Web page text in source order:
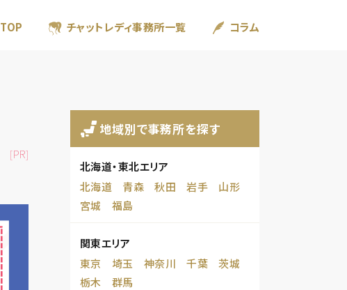
TOP チャットレディ事務所一覧 コラム
[PR]
地域別で事務所を探す
北海道・東北エリア
北海道
青森 秋田 岩手
山形
宮城
福島
関東エリア
東京
埼玉 神奈川 千葉
茨城
栃木
群馬